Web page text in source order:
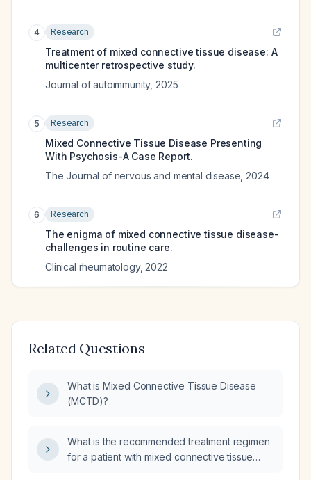
4 Research
Treatment of mixed connective tissue disease: A
multicenter retrospective study.
Journal of autoimmunity, 2025
5 Research
Mixed Connective Tissue Disease Presenting
With Psychosis-A Case Report.
The Journal of nervous and mental disease 2024
6 Research
The enigma of mixed connective tissue disease-
challenges in routine care.
Clinical rheumatology, 2022
Related Questions
What is Mixed Connective Tissue Disease
(MCTD)?
What is the recommended treatment regimen
for a patient with mixed connective tissue